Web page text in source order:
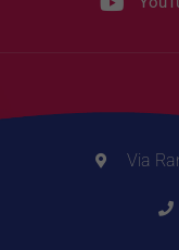
Via